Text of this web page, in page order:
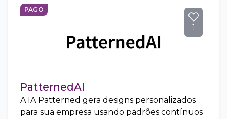
PAGO
1
PatternedAI
A IA Patterned gera designs personalizados
para sua empresa usando padrões contínuos